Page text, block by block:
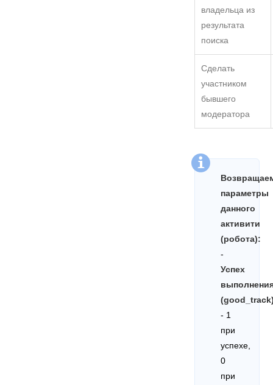
владельца из
результата
поиска
Сделать
участником
бывшего
модератора
параметры
данного
активити
(робота):
-
Успех
- 1
при
успехе,
0
при